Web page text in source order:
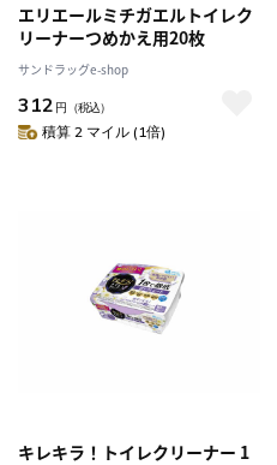
エリエールミチガエルトイレク
リーナーつめかえ用20枚
サンドラッグe-shop
312 円 （税込）
積算 2 マイル (1倍)
キレキラ！トイレクリーナー 1